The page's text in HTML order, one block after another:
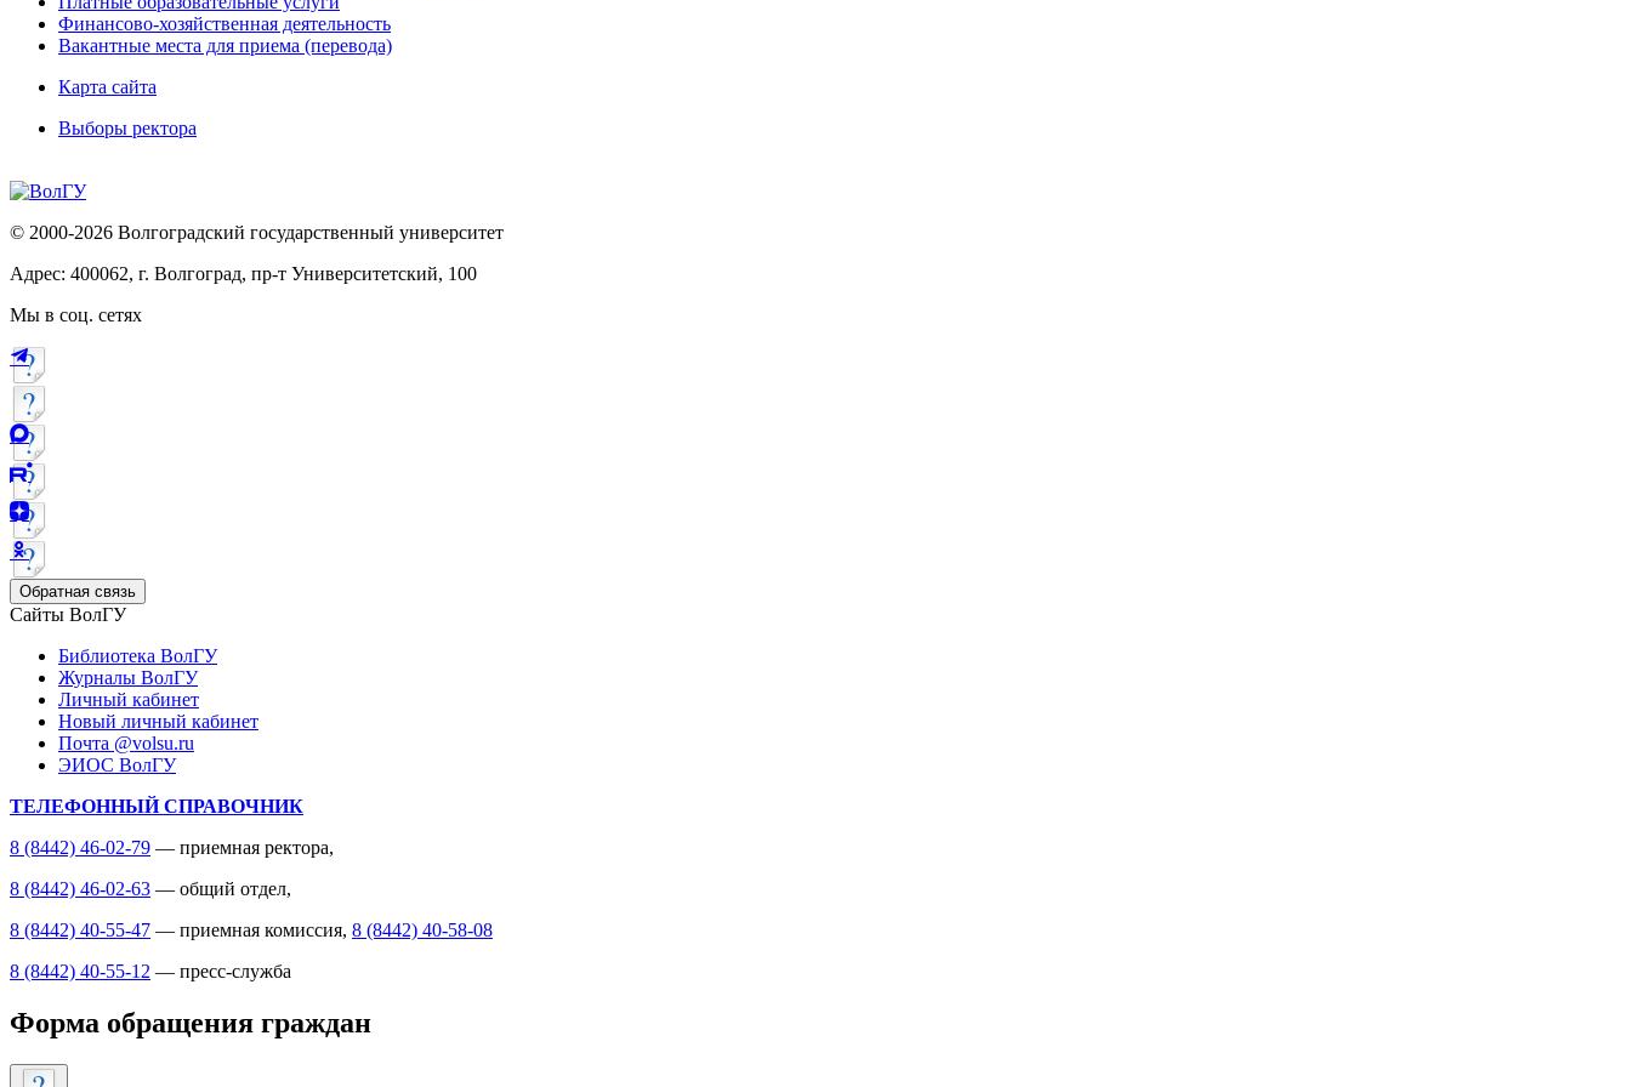
Финансово-хозяйственная деятельность
Вакантные места для приема (перевода)
Карта сайта
Выборы ректора
© 2000-2026 Волгоградский государственный университет
Адрес: 400062, г. Волгоград, пр-т Университетский, 100
Мы в соц. сетях
Обратная связь
Сайты ВолГУ
Библиотека ВолГУ
Журналы ВолГУ
Личный кабинет
Новый личный кабинет
Почта @volsu.ru
ЭИОС ВолГУ
ТЕЛЕФОННЫЙ СПРАВОЧНИК
8 (8442) 46-02-79 — приемная ректора,
8 (8442) 46-02-63 — общий отдел,
8 (8442) 40-55-47 — приемная комиссия, 8 (8442) 40-58-08
8 (8442) 40-55-12 — пресс-служба
Форма обращения граждан